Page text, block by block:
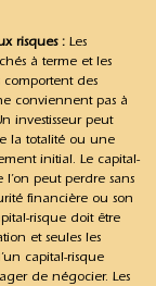
risques : Les
à terme et les
des
conviennent pas à
investisseur peut
la totalité ou une
initial. Le capital-
l’on peut perdre sans
financière ou son
risque doit être
et seules les
capital-risque
de négocier. Les